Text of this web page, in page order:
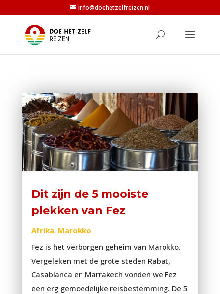
info@doehetzelfreizen.nl
Dit zijn de 5 mooiste
plekken van Fez
Afrika, Marokko
Fez is het verborgen geheim van Marokko.
Vergeleken met de grote steden Rabat,
Casablanca en Marrakech vonden we Fez
een erg gemoedelijke reisbestemming. De 5